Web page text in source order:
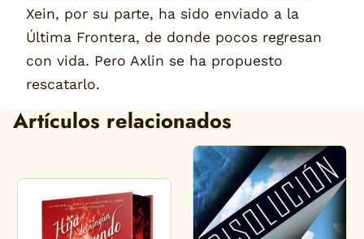
Xein, por su parte, ha sido enviado a la
Última Frontera, de donde pocos regresan
con vida. Pero Axlin se ha propuesto
rescatarlo.
Artículos relacionados